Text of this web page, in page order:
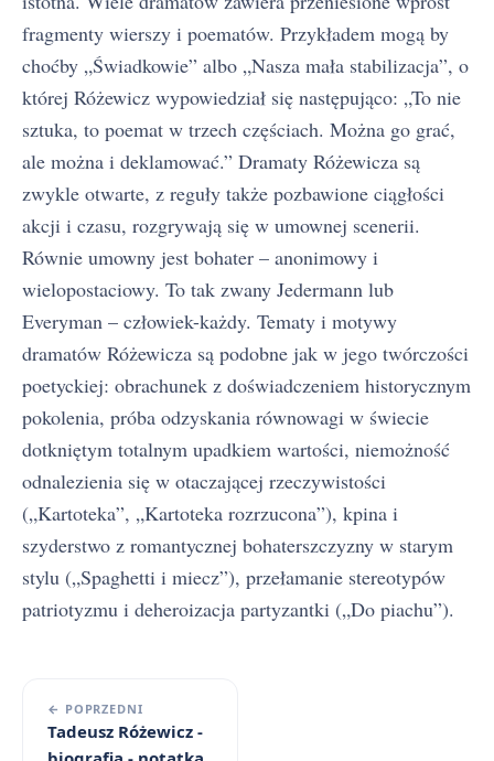
fragmenty wierszy i poematów. Przykładem mogą by
choćby „Świadkowie” albo „Nasza mała stabilizacja”, o
której Różewicz wypowiedział się następująco: „To nie
sztuka, to poemat w trzech częściach. Można go grać,
ale można i deklamować.” Dramaty Różewicza są
zwykle otwarte, z reguły także pozbawione ciągłości
akcji i czasu, rozgrywają się w umownej scenerii.
Równie umowny jest bohater – anonimowy i
wielopostaciowy. To tak zwany Jedermann lub
Everyman – człowiek-każdy. Tematy i motywy
dramatów Różewicza są podobne jak w jego twórczości
poetyckiej: obrachunek z doświadczeniem historycznym
pokolenia, próba odzyskania równowagi w świecie
dotkniętym totalnym upadkiem wartości, niemożność
odnalezienia się w otaczającej rzeczywistości
(„Kartoteka”, „Kartoteka rozrzucona”), kpina i
szyderstwo z romantycznej bohaterszczyzny w starym
stylu („Spaghetti i miecz”), przełamanie stereotypów
patriotyzmu i deheroizacja partyzantki („Do piachu”).
← POPRZEDNI
Tadeusz Różewicz -